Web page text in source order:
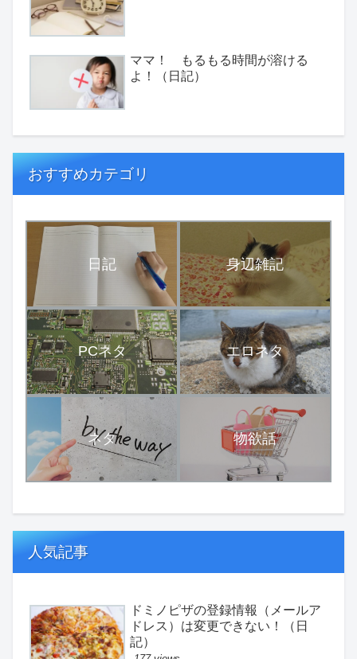
ママ！ もるもる時間が溶ける
よ！（日記）
おすすめカテゴリ
日記 身辺雑記
PCネタ エロネタ
ネタ 物欲話
人気記事
ドミノピザの登録情報（メールア
ドレス）は変更できない！（日
記）